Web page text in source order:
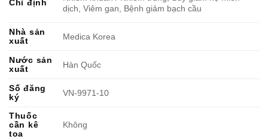
Chỉ định
dịch, Viêm gan, Bệnh giảm bạch cầu
Nhà sản
xuất
Medica Korea
Nước sản
xuất
Hàn Quốc
Số đăng
ký
VN-9971-10
Thuốc
cần kê
toa
Không